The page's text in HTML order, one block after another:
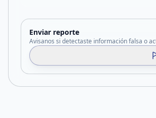
Enviar reporte
Avisanos si detectaste información falsa o